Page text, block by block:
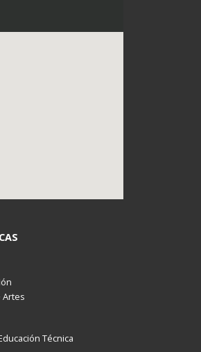
Artes
Técnica